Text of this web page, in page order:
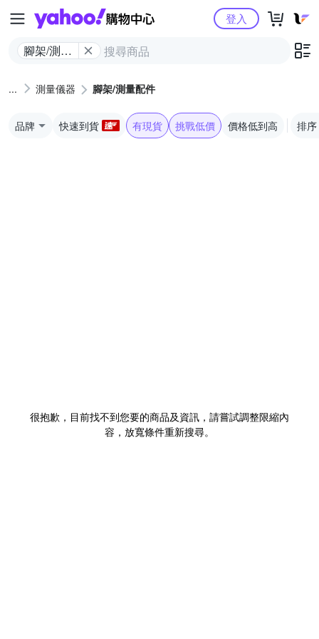
Yahoo購物中心
腳架/測量
登入
測量儀器 腳架/測量配件
品牌 快速到貨 有現貨 挑戰低價 價格低到高 排序
很抱歉，目前找不到您要的商品及資訊，請嘗試調整限縮內
容，放寬條件重新搜尋。